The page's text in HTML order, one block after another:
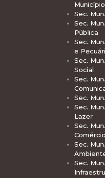
Município
Sec.
Sec.
Pública
Sec.
e
Sec.
Social
Sec.
Sec.
Sec.
Lazer
Sec.
Comércio
Sec.
Sec.